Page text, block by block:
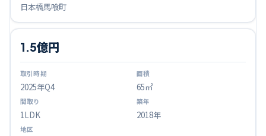
日本橋馬喰町
2025年Q4
1.5億円
65㎡
1LDK 2018年